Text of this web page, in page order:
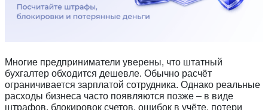
Многие предприниматели уверены, что штатный
бухгалтер обходится дешевле. Обычно расчёт
ограничивается зарплатой сотрудника. Однако реальные
расходы бизнеса часто появляются позже – в виде
штрафов, блокировок счетов, ошибок в учёте, потери